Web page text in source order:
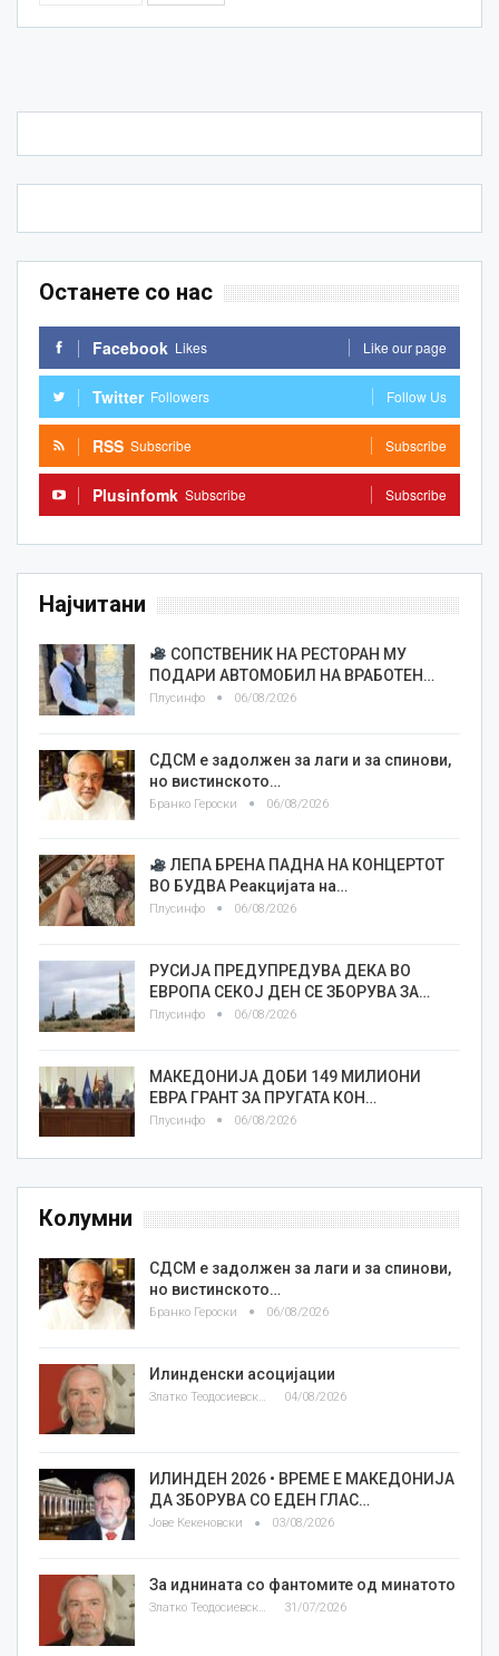
Останете со нас
Facebook Likes Like our page
Twitter Followers Follow Us
RSS Subscribe Subscribe
Plusinfomk Subscribe Subscribe
Најчитани
СОПСТВЕНИК НА РЕСТОРАН МУ
ПОДАРИ АВТОМОБИЛ НА ВРАБОТЕН…
Плусинфо 06/08/2026
СДСМ е задолжен за лаги и за спинови,
но вистинското…
Бранко Героски 06/08/2026
ЛЕПА БРЕНА ПАДНА НА КОНЦЕРТОТ
ВО БУДВА Реакцијата на…
Плусинфо 06/08/2026
РУСИЈА ПРЕДУПРЕДУВА ДЕКА ВО
ЕВРОПА СЕКОЈ ДЕН СЕ ЗБОРУВА ЗА…
Плусинфо 06/08/2026
МАКЕДОНИЈА ДОБИ 149 МИЛИОНИ
ЕВРА ГРАНТ ЗА ПРУГАТА КОН…
Плусинфо 06/08/2026
Колумни
СДСМ е задолжен за лаги и за спинови,
но вистинското…
Бранко Героски 06/08/2026
Илинденски асоцијации
Златко Теодосиевски 04/08/2026
ИЛИНДЕН 2026 • ВРЕМЕ Е МАКЕДОНИЈА
ДА ЗБОРУВА СО ЕДЕН ГЛАС…
Јове Кекеновски 03/08/2026
За иднината со фантомите од минатото
Златко Теодосиевски 31/07/2026